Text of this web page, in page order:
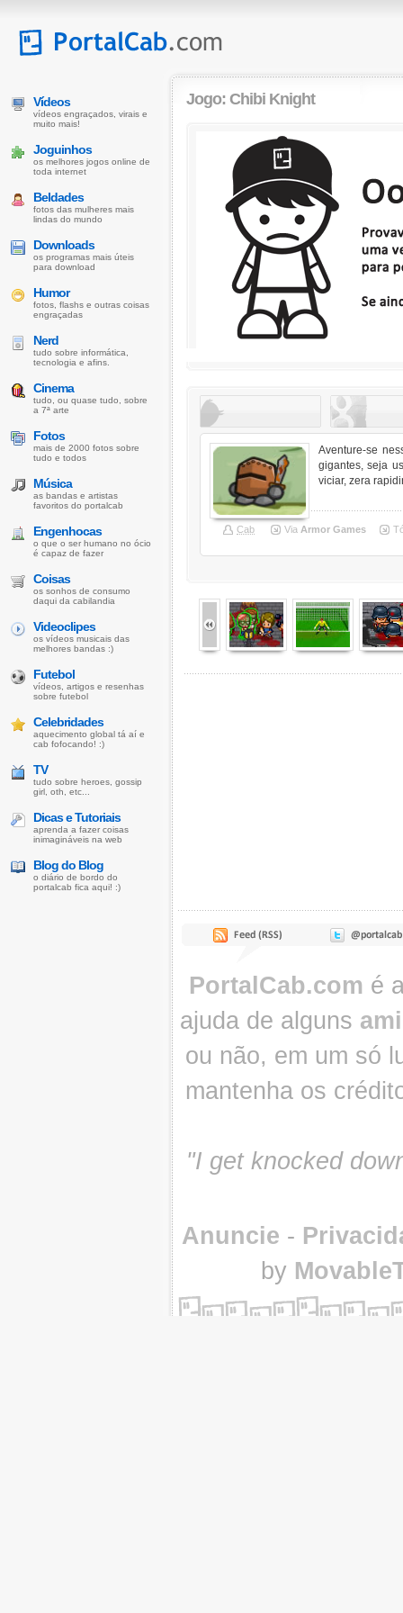
Jogo: Chibi Knight
Aventure-se
gigantes, seja
viciar, zera
Cab Via Armor Games
Vídeos
vídeos engraçados, virais e
muito mais!
Joguinhos
os melhores jogos online de
toda internet
Beldades
fotos das mulheres mais
lindas do mundo
Downloads
os programas mais úteis
para download
Humor
fotos, flashs e outras coisas
engraçadas
Nerd
tudo sobre informática,
tecnologia e afins.
Cinema
tudo, ou quase tudo, sobre
a 7ª arte
Fotos
mais de 2000 fotos sobre
tudo e todos
Música
as bandas e artistas
favoritos do portalcab
Engenhocas
o que o ser humano no ócio
é capaz de fazer
Coisas
os sonhos de consumo
daqui da cabilandia
Videoclipes
os vídeos musicais das
melhores bandas :)
Futebol
vídeos, artigos e resenhas
sobre futebol
Celebridades
aquecimento global tá aí e
cab fofocando! :)
TV
tudo sobre heroes, gossip
girl, oth, etc...
Dicas e Tutoriais
aprenda a fazer coisas
inimagináveis na web
Blog do Blog
o diário de bordo do
portalcab fica aqui! :)
PortalCab.com é
ajuda de alguns
ou não, em um só
mantenha os
"I get knocked
Anuncie -
by